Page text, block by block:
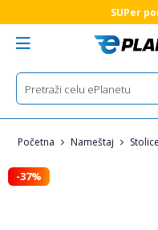
SUPer
Početna Nameštaj Stolice
-37%